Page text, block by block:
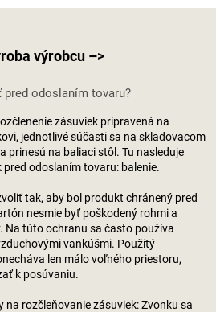
výrobcu –>
pred odoslaním tovaru?
zásuviek pripravená na
jednotlivé súčasti sa na skladovacom
prinesú na baliaci stôl. Tu nasleduje
odoslaním tovaru: balenie.
tak, aby bol produkt chránený pred
nesmie byť poškodený rohmi a
Na túto ochranu sa často používa
vankúšmi. Použitý
len málo voľného priestoru,
k posúvaniu.
na rozčleňovanie zásuviek: Zvonku sa